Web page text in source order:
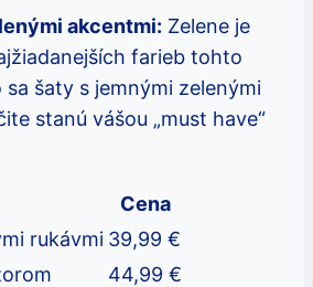
akcentmi: Zelene je
farieb tohto
sa šaty s jemnými zelenými
stanú vášou „must have“
Cena
rukávmi 39,99 €
44,99 €